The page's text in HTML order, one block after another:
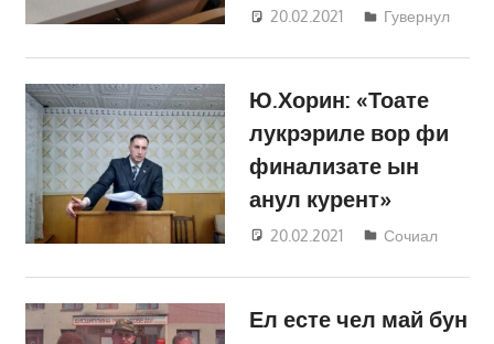
20.02.2021
Татьяна
Гувернул
Ю.Хорин: «Тоате
лукрэриле вор фи
финализате ын
анул курент»
20.02.2021
Татьяна
Сочиал
Ел есте чел май бун